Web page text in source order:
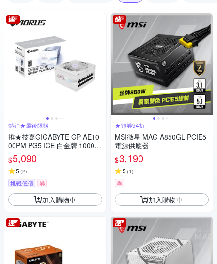
熱銷★最後限購
推★技嘉GIGABYTE GP-AE10
00PM PG5 ICE 白金牌 1000W
電源供應器【白】
$5,090
5 (2)
挑戰低價 券
加入購物車
★領券94折
MSI微星 MAG A850GL PCIE5
電源供應器
$3,190
5 (1)
券
加入購物車